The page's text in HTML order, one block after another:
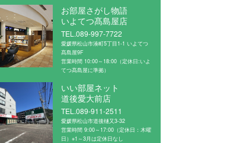
お部屋さがし物語
いよてつ髙島屋店
TEL.089-997-7722
愛媛県松山市湊町5丁目1-1 いよてつ
髙島屋9F
営業時間 10:00～18:00（定休日:いよ
てつ髙島屋に準拠）
いい部屋ネット
道後愛大前店
TEL.089-911-2511
愛媛県松山市道後樋又3-32
営業時間 9:00～17:00（定休日：木曜
日）※1～3月は定休日なし